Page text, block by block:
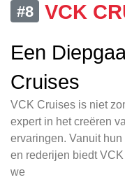
#8
VCK
Een
Cruises
VCK Cruises is niet
expert in het creëren
ervaringen. Vanuit
en rederijen biedt
we